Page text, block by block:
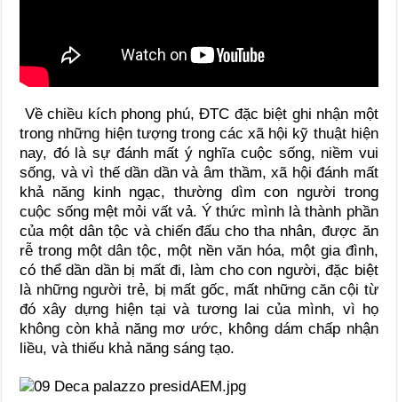
Về chiều kích phong phú, ĐTC đặc biệt ghi nhận một
trong những hiện tượng trong các xã hội kỹ thuật hiện
nay, đó là sự đánh mất ý nghĩa cuộc sống, niềm vui
sống, và vì thế dần dần và âm thầm, xã hội đánh mất
khả năng kinh ngạc, thường dìm con người trong
cuộc sống mệt mỏi vất vả. Ý thức mình là thành phần
của một dân tộc và chiến đấu cho tha nhân, được ăn
rễ trong một dân tộc, một nền văn hóa, một gia đình,
có thể dần dần bị mất đi, làm cho con người, đặc biệt
là những người trẻ, bị mất gốc, mất những căn cội từ
đó xây dựng hiện tại và tương lai của mình, vì họ
không còn khả năng mơ ước, không dám chấp nhận
liều, và thiếu khả năng sáng tạo.